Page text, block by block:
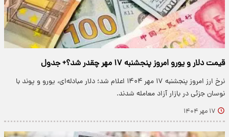
قیمت دلار و یورو امروز پنجشنبه ۱۷ مهر چقدر شد؟+ جدول
نرخ ارز امروز پنجشنبه ۱۷ مهر ۱۴۰۴ اعلام شد؛ دلار مبادله‌ای، یورو و پوند با
نوسان جزئی در بازار آزاد معامله شدند.
۱۷ مهر ۱۴۰۴